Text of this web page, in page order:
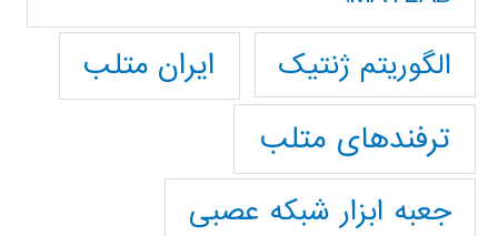
الگوریتم ژنتیک
ایران متلب
ترفندهای متلب
جعبه ابزار شبکه عصبی